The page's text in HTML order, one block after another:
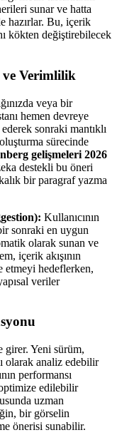
sunar ve hatta
hazırlar. Bu, içerik
kökten değiştirebilecek
ve Verimlilik
veya bir
hemen devreye
sonraki mantıklı
sürecinde
gelişmeleri 2026
destekli bu öneri
bir paragraf yazma
Kullanıcının
sonraki en uygun
olarak sunan ve
içerik akışının
etmeyi hedeflerken,
veriler
girer. Yeni sürüm,
olarak analiz edebilir
performansı
edilebilir
uzman
bir görselin
önerisi sunabilir.